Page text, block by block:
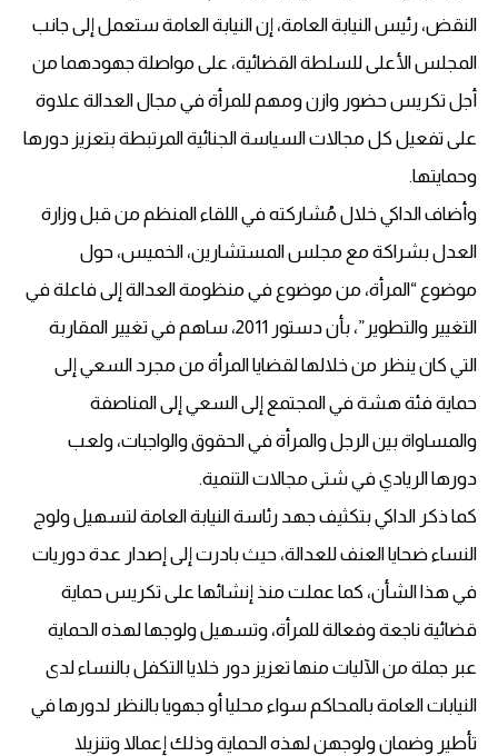
النقض، رئيس النيابة العامة، إن النيابة العامة ستعمل إلى جانب
المجلس الأعلى للسلطة القضائية، على مواصلة جهودهما من
أجل تكريس حضور وازن ومهم للمرأة في مجال العدالة علاوة
على تفعيل كل مجالات السياسة الجنائية المرتبطة بتعزيز دورها
وحمايتها.
وأضاف الداكي خلال مُشاركته في اللقاء المنظم من قبل وزارة
العدل بشراكة مع مجلس المستشارين، الخميس، حول
موضوع “المرأة، من موضوع في منظومة العدالة إلى فاعلة في
التغيير والتطوير”، بأن دستور 2011، ساهم في تغيير المقاربة
التي كان ينظر من خلالها لقضايا المرأة من مجرد السعي إلى
حماية فئة هشة في المجتمع إلى السعي إلى المناصفة
والمساواة بين الرجل والمرأة في الحقوق والواجبات، ولعب
دورها الريادي في شتى مجالات التنمية.
كما ذكر الداكي بتكثيف جهد رئاسة النيابة العامة لتسهيل ولوج
النساء ضحايا العنف للعدالة، حيث بادرت إلى إصدار عدة دوريات
في هذا الشأن، كما عملت منذ إنشائها على تكريس حماية
قضائية ناجعة وفعالة للمرأة، وتسهيل ولوجها لهذه الحماية
عبر جملة من الآليات منها تعزيز دور خلايا التكفل بالنساء لدى
النيابات العامة بالمحاكم سواء محليا أو جهويا بالنظر لدورها في
تأطير وضمان ولوجهن لهذه الحماية وذلك إعمالا وتنزيلا